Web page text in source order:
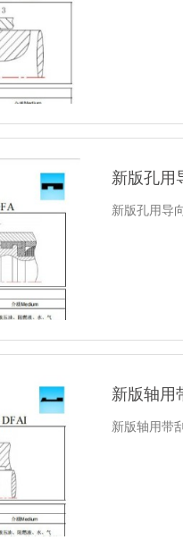
新版孔用
新版孔用导
新版轴用
新版轴用带